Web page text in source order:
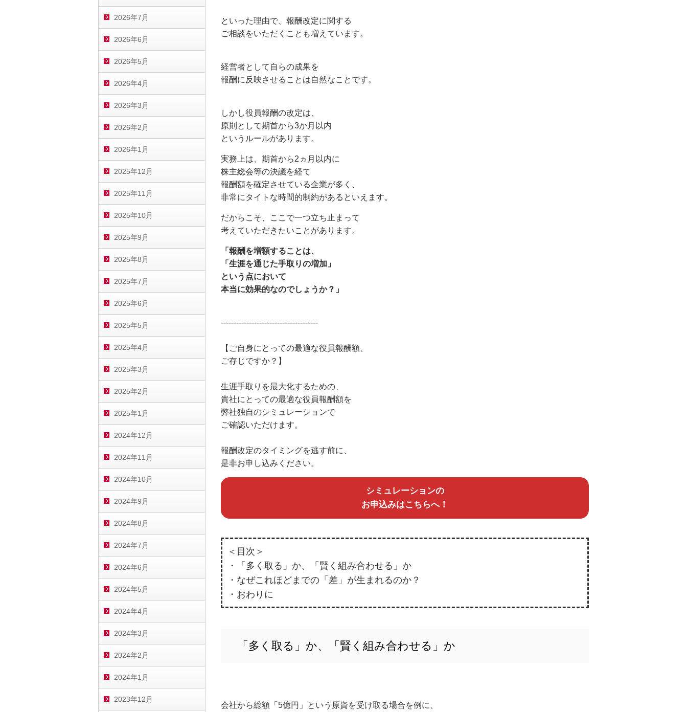
2026年7月
2026年6月
2026年5月
2026年4月
2026年3月
2026年2月
2026年1月
2025年12月
2025年11月
2025年10月
2025年9月
2025年8月
2025年7月
2025年6月
2025年5月
2025年4月
2025年3月
2025年2月
2025年1月
2024年12月
2024年11月
2024年10月
2024年9月
2024年8月
2024年7月
2024年6月
2024年5月
2024年4月
2024年3月
2024年2月
2024年1月
2023年12月
といった理由で、報酬改定に関する
ご相談をいただくことも増えています。
経営者として自らの成果を
報酬に反映させることは自然なことです。
しかし役員報酬の改定は、
原則として期首から3か月以内
というルールがあります。
実務上は、期首から2ヵ月以内に
株主総会等の決議を経て
報酬額を確定させている企業が多く、
非常にタイトな時間的制約があるといえます。
だからこそ、ここで一つ立ち止まって
考えていただきたいことがあります。
「報酬を増額することは、
「生涯を通じた手取りの増加」
という点において
本当に効果的なのでしょうか？」
--------------------------------------
【ご自身にとっての最適な役員報酬額、
ご存じですか？】
生涯手取りを最大化するための、
貴社にとっての最適な役員報酬額を
弊社独自のシミュレーションで
ご確認いただけます。
報酬改定のタイミングを逃す前に、
是非お申し込みください。
シミュレーションの
お申込みはこちらへ！
＜目次＞
・「多く取る」か、「賢く組み合わせる」か
・なぜこれほどまでの「差」が生まれるのか？
・おわりに
「多く取る」か、「賢く組み合わせる」か
会社から総額「5億円」という原資を受け取る場合を例に、